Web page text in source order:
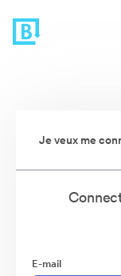
Je veux me
E-mail